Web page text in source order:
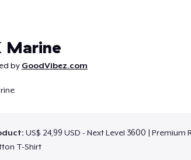
Marine
by GoodVibez.com
US$ 24,99 USD - Next Level 3600 | Premium
T-Shirt